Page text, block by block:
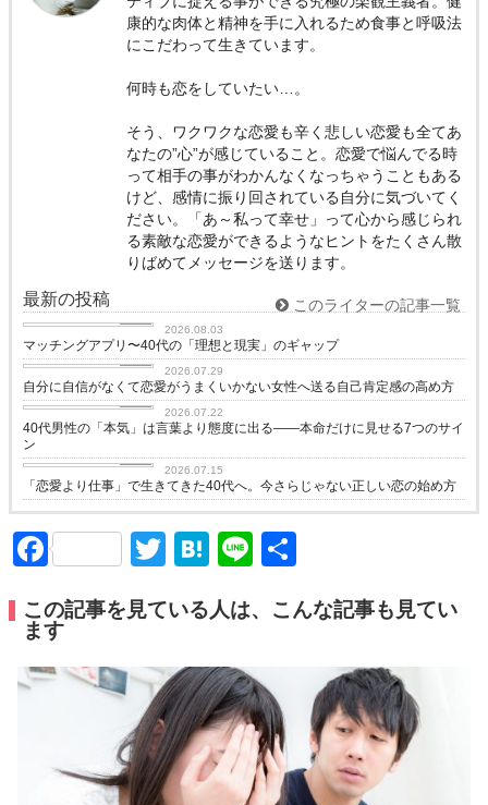
康的な肉体と精神を手に入れるため食事と呼吸法
にこだわって生きています。
何時も恋をしていたい…。
そう、ワクワクな恋愛も辛く悲しい恋愛も全てあ
なたの”心”が感じていること。恋愛で悩んでる時
って相手の事がわかんなくなっちゃうこともある
けど、感情に振り回されている自分に気づいてく
ださい。「あ～私って幸せ」って心から感じられ
る素敵な恋愛ができるようなヒントをたくさん散
りばめてメッセージを送ります。
最新の投稿 このライターの記事一覧
2026.08.03
マッチングアプリ〜40代の「理想と現実」のギャップ
love
2026.07.29
自分に自信がなくて恋愛がうまくいかない女性へ送る自己肯定感の高め方
love
2026.07.22
40代男性の「本気」は言葉より態度に出る——本命だけに見せる7つのサイ
ン
love
2026.07.15
「恋愛より仕事」で生きてきた40代へ。今さらじゃない正しい恋の始め方
FacebookTwitter
Hatena
Line
この記事を見ている人は、こんな記事も見てい
ます